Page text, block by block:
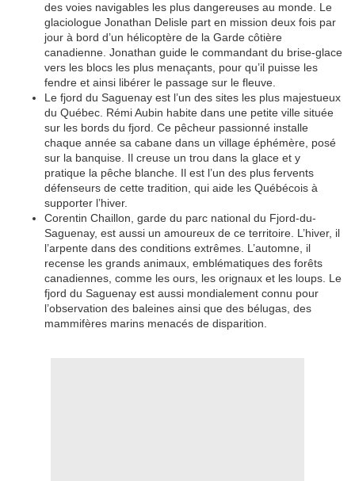
des voies navigables les plus dangereuses au monde. Le
glaciologue Jonathan Delisle part en mission deux fois par
jour à bord d’un hélicoptère de la Garde côtière
canadienne. Jonathan guide le commandant du brise-glace
vers les blocs les plus menaçants, pour qu’il puisse les
fendre et ainsi libérer le passage sur le fleuve.
Le fjord du Saguenay est l’un des sites les plus majestueux
du Québec. Rémi Aubin habite dans une petite ville située
sur les bords du fjord. Ce pêcheur passionné installe
chaque année sa cabane dans un village éphémère, posé
sur la banquise. Il creuse un trou dans la glace et y
pratique la pêche blanche. Il est l’un des plus fervents
défenseurs de cette tradition, qui aide les Québécois à
supporter l’hiver.
Corentin Chaillon, garde du parc national du Fjord-du-
Saguenay, est aussi un amoureux de ce territoire. L’hiver, il
l’arpente dans des conditions extrêmes. L’automne, il
recense les grands animaux, emblématiques des forêts
canadiennes, comme les ours, les orignaux et les loups. Le
fjord du Saguenay est aussi mondialement connu pour
l’observation des baleines ainsi que des bélugas, des
mammifères marins menacés de disparition.